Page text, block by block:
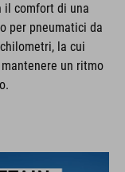
il comfort di una
per pneumatici da
la cui
un ritmo